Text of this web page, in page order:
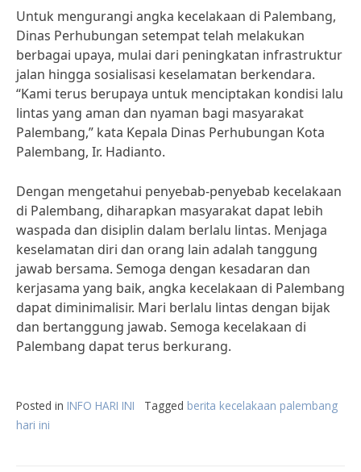
Untuk mengurangi angka kecelakaan di Palembang,
Dinas Perhubungan setempat telah melakukan
berbagai upaya, mulai dari peningkatan infrastruktur
jalan hingga sosialisasi keselamatan berkendara.
“Kami terus berupaya untuk menciptakan kondisi lalu
lintas yang aman dan nyaman bagi masyarakat
Palembang,” kata Kepala Dinas Perhubungan Kota
Palembang, Ir. Hadianto.
Dengan mengetahui penyebab-penyebab kecelakaan
di Palembang, diharapkan masyarakat dapat lebih
waspada dan disiplin dalam berlalu lintas. Menjaga
keselamatan diri dan orang lain adalah tanggung
jawab bersama. Semoga dengan kesadaran dan
kerjasama yang baik, angka kecelakaan di Palembang
dapat diminimalisir. Mari berlalu lintas dengan bijak
dan bertanggung jawab. Semoga kecelakaan di
Palembang dapat terus berkurang.
Posted in INFO HARI INI Tagged berita kecelakaan palembang
hari ini